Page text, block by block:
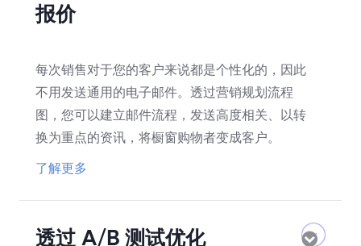
报价
每次销售对于您的客户来说都是个性化的，因此
不用发送通用的电子邮件。透过营销规划流程
图，您可以建立邮件流程，发送高度相关、以转
换为重点的资讯，将橱窗购物者变成客户。
了解更多
透过 A/B 测试优化